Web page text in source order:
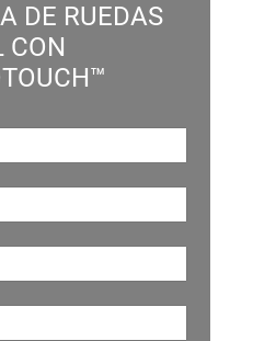
DE RUEDAS
CON